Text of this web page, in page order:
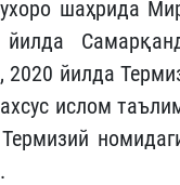
шаҳрида
2020 йилда
ислом